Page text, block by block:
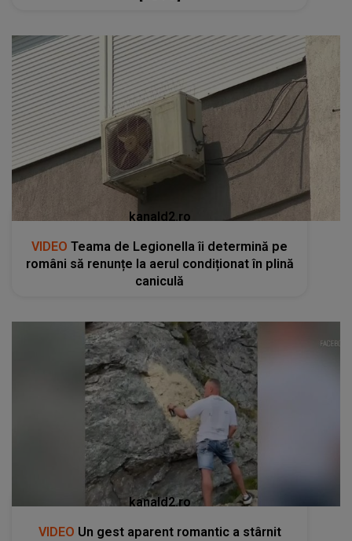
kanald2.ro
VIDEO Teama de Legionella îi determină pe
români să renunțe la aerul condiționat în plină
caniculă
kanald2.ro
VIDEO Un gest aparent romantic a stârnit